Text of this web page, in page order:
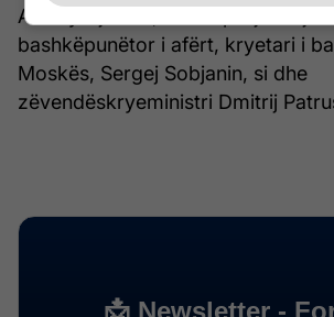
Alexey Djumini, ish-truproja e tij
bashkëpunëtor i afërt, kryetari i
Moskës, Sergej Sobjanin, si dhe
zëvendëskryeministri Dmitrij